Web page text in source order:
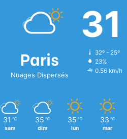
Paris
Nuages Dispersés
31
32º - 25º
23%
0.56 km/h
31 ℃
sam
35 ℃
dim
35 ℃
lun
33 ℃
mar